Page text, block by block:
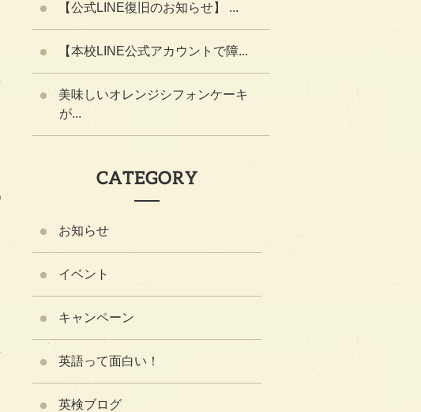
【公式LINE復旧のお知らせ】 ...
【本校LINE公式アカウントで障...
美味しいオレンジシフォンケーキ
が...
CATEGORY
お知らせ
イベント
キャンペーン
英語って面白い！
英検ブログ